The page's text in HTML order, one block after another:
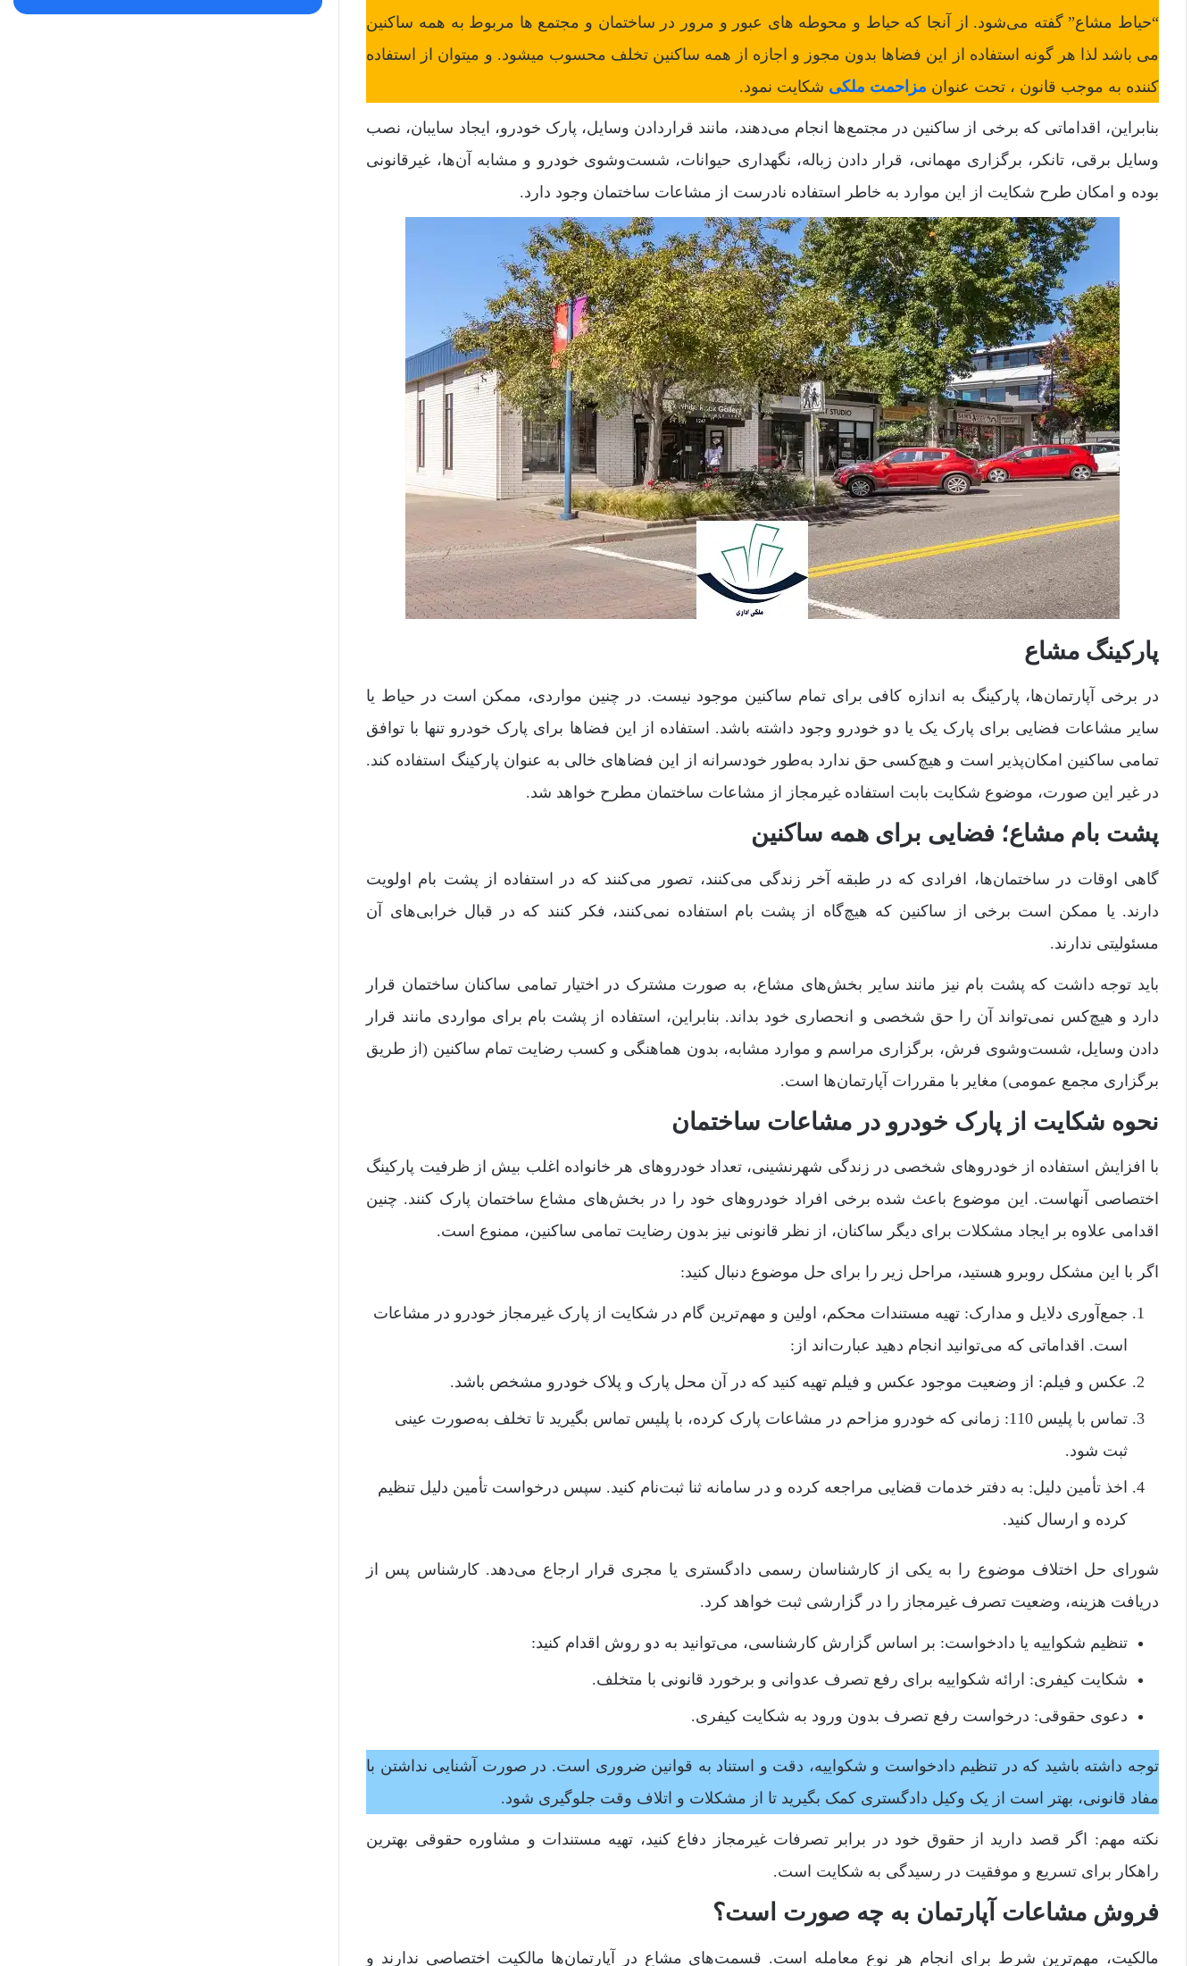
“حیاط مشاع” گفته می‌شود. از آنجا که حیاط و محوطه های عبور و مرور در ساختمان و مجتمع ها مربوط به همه ساکنین
می باشد لذا هر گونه استفاده از این فضاها بدون مجوز و اجازه از همه ساکنین تخلف محسوب میشود. و میتوان از استفاده
کننده به موجب قانون ، تحت عنوان مزاحمت ملکی شکایت نمود.
بنابراین، اقداماتی که برخی از ساکنین در مجتمع‌ها انجام می‌دهند، مانند قراردادن وسایل، پارک خودرو، ایجاد سایبان، نصب
وسایل برقی، تانکر، برگزاری مهمانی، قرار دادن زباله، نگهداری حیوانات، شست‌وشوی خودرو و مشابه آن‌ها، غیرقانونی
بوده و امکان طرح شکایت از این موارد به خاطر استفاده نادرست از مشاعات ساختمان وجود دارد.
پارکینگ مشاع
در برخی آپارتمان‌ها، پارکینگ به اندازه کافی برای تمام ساکنین موجود نیست. در چنین مواردی، ممکن است در حیاط یا
سایر مشاعات فضایی برای پارک یک یا دو خودرو وجود داشته باشد. استفاده از این فضاها برای پارک خودرو تنها با توافق
تمامی ساکنین امکان‌پذیر است و هیچ‌کسی حق ندارد به‌طور خودسرانه از این فضاهای خالی به عنوان پارکینگ استفاده کند.
در غیر این صورت، موضوع شکایت بابت استفاده غیرمجاز از مشاعات ساختمان مطرح خواهد شد.
پشت بام مشاع؛ فضایی برای همه ساکنین
گاهی اوقات در ساختمان‌ها، افرادی که در طبقه آخر زندگی می‌کنند، تصور می‌کنند که در استفاده از پشت بام اولویت
دارند. یا ممکن است برخی از ساکنین که هیچ‌گاه از پشت بام استفاده نمی‌کنند، فکر کنند که در قبال خرابی‌های آن
مسئولیتی ندارند.
باید توجه داشت که پشت بام نیز مانند سایر بخش‌های مشاع، به صورت مشترک در اختیار تمامی ساکنان ساختمان قرار
دارد و هیچ‌کس نمی‌تواند آن را حق شخصی و انحصاری خود بداند. بنابراین، استفاده از پشت بام برای مواردی مانند قرار
دادن وسایل، شست‌وشوی فرش، برگزاری مراسم و موارد مشابه، بدون هماهنگی و کسب رضایت تمام ساکنین (از طریق
برگزاری مجمع عمومی) مغایر با مقررات آپارتمان‌ها است.
نحوه شکایت از پارک خودرو در مشاعات ساختمان
با افزایش استفاده از خودروهای شخصی در زندگی شهرنشینی، تعداد خودروهای هر خانواده اغلب بیش از ظرفیت پارکینگ
اختصاصی آنهاست. این موضوع باعث شده برخی افراد خودروهای خود را در بخش‌های مشاع ساختمان پارک کنند. چنین
اقدامی علاوه بر ایجاد مشکلات برای دیگر ساکنان، از نظر قانونی نیز بدون رضایت تمامی ساکنین، ممنوع است.
اگر با این مشکل روبرو هستید، مراحل زیر را برای حل موضوع دنبال کنید:
جمع‌آوری دلایل و مدارک: تهیه مستندات محکم، اولین و مهم‌ترین گام در شکایت از پارک غیرمجاز خودرو در مشاعات
است. اقداماتی که می‌توانید انجام دهید عبارت‌اند از:
عکس و فیلم: از وضعیت موجود عکس و فیلم تهیه کنید که در آن محل پارک و پلاک خودرو مشخص باشد.
تماس با پلیس 110: زمانی که خودرو مزاحم در مشاعات پارک کرده، با پلیس تماس بگیرید تا تخلف به‌صورت عینی
ثبت شود.
اخذ تأمین دلیل: به دفتر خدمات قضایی مراجعه کرده و در سامانه ثنا ثبت‌نام کنید. سپس درخواست تأمین دلیل تنظیم
کرده و ارسال کنید.
شورای حل اختلاف موضوع را به یکی از کارشناسان رسمی دادگستری یا مجری قرار ارجاع می‌دهد. کارشناس پس از
دریافت هزینه، وضعیت تصرف غیرمجاز را در گزارشی ثبت خواهد کرد.
تنظیم شکواییه یا دادخواست: بر اساس گزارش کارشناسی، می‌توانید به دو روش اقدام کنید:
شکایت کیفری: ارائه شکواییه برای رفع تصرف عدوانی و برخورد قانونی با متخلف.
دعوی حقوقی: درخواست رفع تصرف بدون ورود به شکایت کیفری.
توجه داشته باشید که در تنظیم دادخواست و شکواییه، دقت و استناد به قوانین ضروری است. در صورت آشنایی نداشتن با
مفاد قانونی، بهتر است از یک وکیل دادگستری کمک بگیرید تا از مشکلات و اتلاف وقت جلوگیری شود.
نکته مهم: اگر قصد دارید از حقوق خود در برابر تصرفات غیرمجاز دفاع کنید، تهیه مستندات و مشاوره حقوقی بهترین
راهکار برای تسریع و موفقیت در رسیدگی به شکایت است.
فروش مشاعات آپارتمان به چه صورت است؟
مالکیت، مهم‌ترین شرط برای انجام هر نوع معامله است. قسمت‌های مشاع در آپارتمان‌ها مالکیت اختصاصی ندارند و